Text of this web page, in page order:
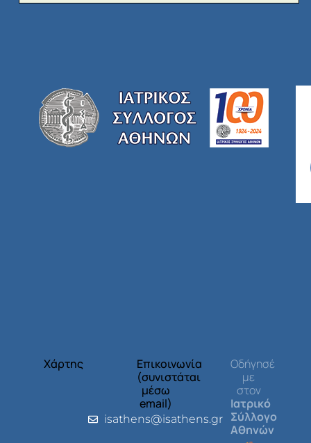
Χάρτης
Επικοινωνία
(συνιστάται
μέσω
email)
isathens@isathens.gr
Οδήγησέ
με
στον
Ιατρικό
Σύλλογο
Αθηνών